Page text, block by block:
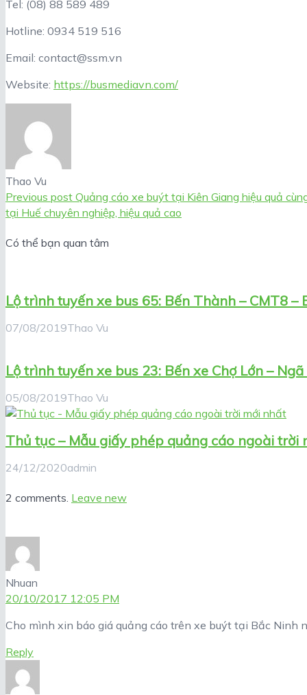
Tel: (08) 88 589 489
Hotline: 0934 519 516
Email: contact@ssm.vn
Website: https://busmediavn.com/
Thao Vu
Previous post Quảng cáo xe buýt tại Kiên Giang hiệu quả
tại Huế chuyên nghiệp, hiệu quả cao
Có thể bạn quan tâm
Lộ trình tuyến xe bus 65: Bến Thành – CMT8 –
07/08/2019Thao Vu
Lộ trình tuyến xe bus 23: Bến xe Chợ Lớn –
05/08/2019Thao Vu
Thủ tục – Mẫu giấy phép quảng cáo ngoài trời
24/12/2020admin
2 comments. Leave new
Nhuan
20/10/2017 12:05 PM
Cho mình xin báo giá quảng cáo trên xe buýt tại Bắc Ninh
Reply